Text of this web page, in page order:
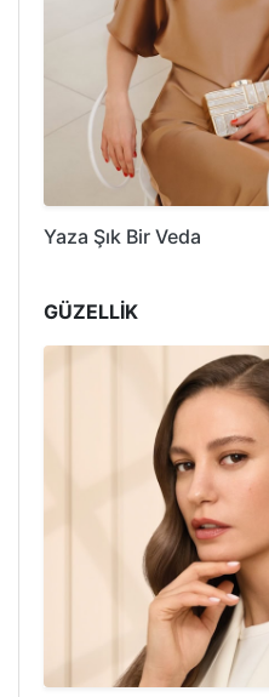
Yaza Şık Bir Veda
GÜZELLİK